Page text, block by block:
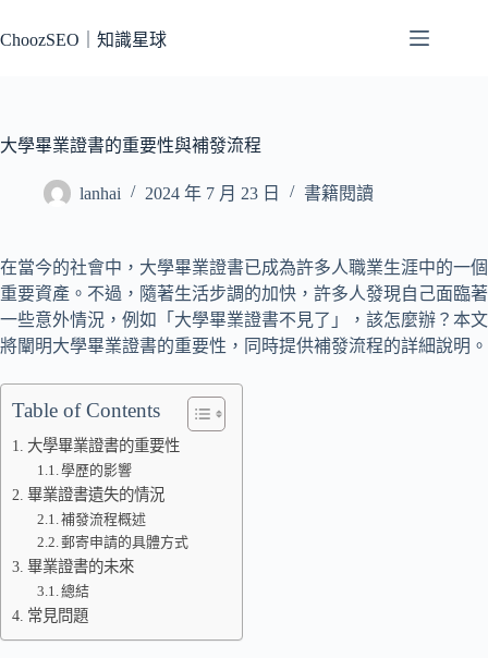
至
容
ChoozSEO｜知識星球
大學畢業證書的重要性與補發流程
lanhai 2024 年 7 月 23 日 書籍閱讀
在當今的社會中，大學畢業證書已成為許多人職業生涯中的一個
重要資產。不過，隨著生活步調的加快，許多人發現自己面臨著
一些意外情況，例如「大學畢業證書不見了」，該怎麼辦？本文
將闡明大學畢業證書的重要性，同時提供補發流程的詳細說明。
Table of Contents
大學畢業證書的重要性
學歷的影響
畢業證書遺失的情況
補發流程概述
郵寄申請的具體方式
畢業證書的未來
總結
常見問題